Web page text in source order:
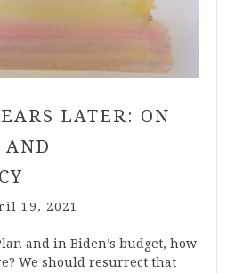
LATER: ON
AND
19, 2021
and in Biden’s budget, how
We should resurrect that